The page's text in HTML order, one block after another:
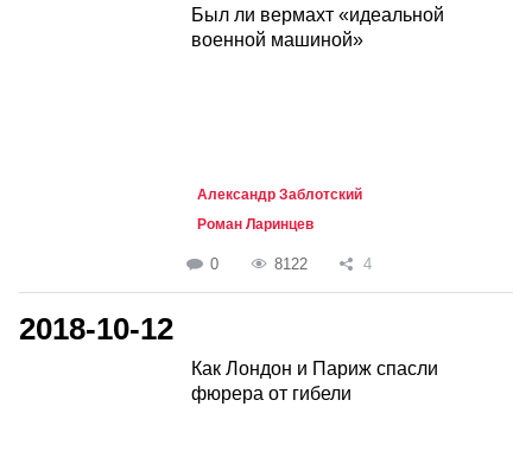
Был ли вермахт «идеальной
военной машиной»
Александр Заблотский
Роман Ларинцев
0 8122 4
2018-10-12
Как Лондон и Париж спасли
фюрера от гибели